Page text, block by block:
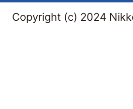
Copyright (c) 2024